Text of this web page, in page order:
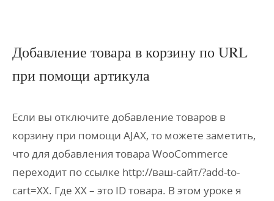
Добавление товара в корзину по URL
при помощи артикула
Если вы отключите добавление товаров в
корзину при помощи AJAX, то можете заметить,
что для добавления товара WooCommerce
переходит по ссылке http://ваш-сайт/?add-to-
cart=XX. Где XX – это ID товара. В этом уроке я